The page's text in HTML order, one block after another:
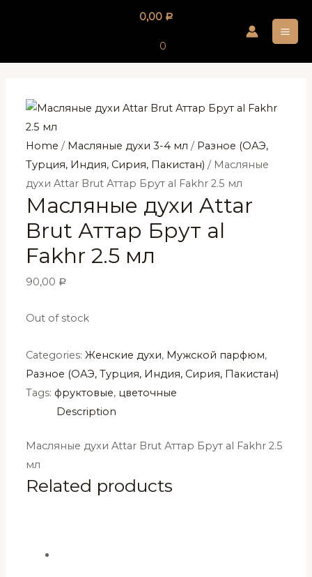
0,00 Р
0
Home / Масляные духи 3-4 мл / Разное (ОАЭ,
Турция, Индия, Сирия, Пакистан) / Масляные
духи Attar Brut Аттар Брут al Fakhr 2.5 мл
Масляные духи Attar
Brut Аттар Брут al
Fakhr 2.5 мл
90,00 Р
Out of stock
Categories:Женские духи, Мужской парфюм,
Разное (ОАЭ, Турция, Индия, Сирия, Пакистан)
Tags: фруктовые, цветочные
Description
Масляные духи Attar Brut Аттар Брут al Fakhr 2.5
мл
Related products